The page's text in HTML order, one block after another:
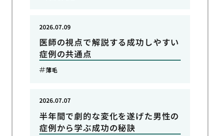
医師の視点で解説する成功しやすい
症例の共通点
2026.07.09
薄毛
半年間で劇的な変化を遂げた男性の
症例から学ぶ成功の秘訣
2026.07.07